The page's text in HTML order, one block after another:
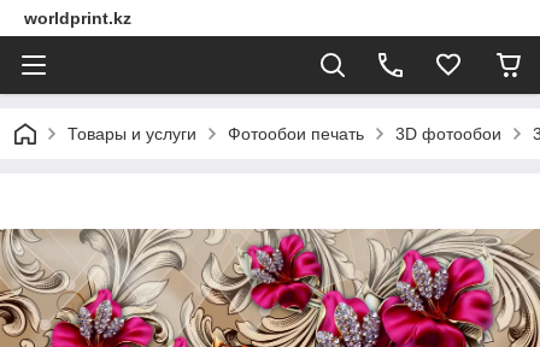
worldprint.kz
Товары и услуги Фотообои печать 3D фотообои